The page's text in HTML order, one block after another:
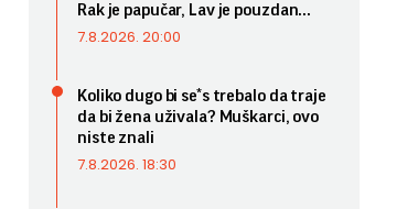
Rak je papučar, Lav je pouzdan...
7.8.2026. 20:00
Koliko dugo bi se*s trebalo da traje
da bi žena uživala? Muškarci, ovo
niste znali
7.8.2026. 18:30